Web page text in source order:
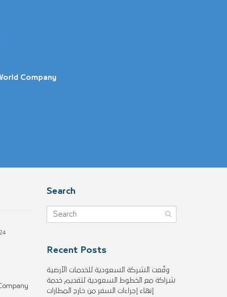
Company
Search
Recent Posts
وقّعت الشركة السعودية للخدمات الأرضية
شراكة مع الخطوط السعودية لتقديم خدمة
إنهاء إجراءات السفر من خارج المطارات